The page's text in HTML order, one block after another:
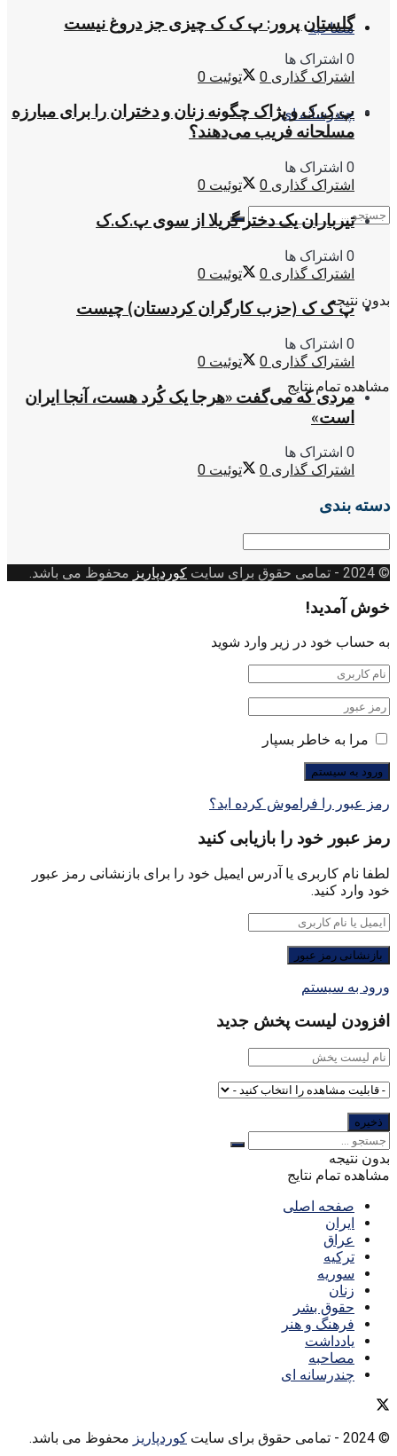
مصاحبه
چندرسانه ای
بدون نتیجه
مشاهده تمام نتایج
گلستان پرور: پ ک ک چیزی جز دروغ نیست
0 اشتراک ها
اشتراک گذاری 0 توئیت 0
پ.ک.ک و پژاک چگونه زنان و دختران را برای مبارزه
مسلحانه فریب می‌دهند؟
0 اشتراک ها
اشتراک گذاری 0 توئیت 0
تیرباران یک دختر گریلا از سوی پ.ک.ک
0 اشتراک ها
اشتراک گذاری 0 توئیت 0
پ ک ک (حزب کارگران کردستان) چیست
0 اشتراک ها
اشتراک گذاری 0 توئیت 0
مردی که می‌گفت «هرجا یک کُرد هست، آنجا ایران
است»
0 اشتراک ها
اشتراک گذاری 0 توئیت 0
دسته بندی
دسته
© 2024
- تمامی حقوق برای سایت کوردپاریز محفوظ می باشد.
خوش آمدید!
به حساب خود در زیر وارد شوید
مرا به خاطر بسپار
رمز عبور را فراموش کرده اید؟
رمز عبور خود را بازیابی کنید
لطفا نام کاربری یا آدرس ایمیل خود را برای بازنشانی رمز عبور
خود وارد کنید.
ورود به سیستم
افزودن لیست پخش جدید
بدون نتیجه
مشاهده تمام نتایج
صفحه اصلی
ایران
عراق
ترکیه
سوریه
زنان
حقوق بشر
فرهنگ و هنر
یادداشت
مصاحبه
چندرسانه ای
© 2024 - تمامی حقوق برای سایت کوردپاریز محفوظ می باشد.